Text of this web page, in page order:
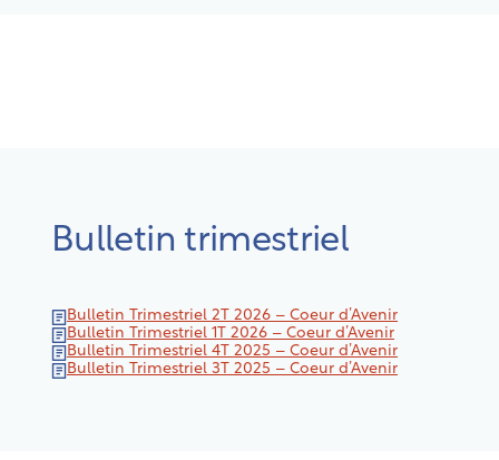
Bulletin trimestriel
Bulletin Trimestriel 2T 2026 – Coeur d’Avenir
Bulletin Trimestriel 1T 2026 – Coeur d’Avenir
Bulletin Trimestriel 4T 2025 – Coeur d’Avenir
Bulletin Trimestriel 3T 2025 – Coeur d’Avenir